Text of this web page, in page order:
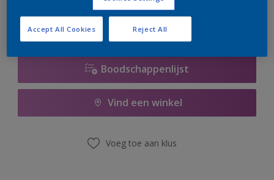
Boodschappenlijst
Vind een winkel
Voeg toe aan klus
Reject All
Accept All Cookies